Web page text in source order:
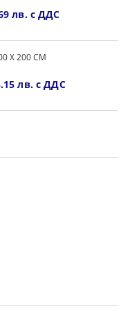
лв. с ДДС
Х 200 СМ
лв. с ДДС